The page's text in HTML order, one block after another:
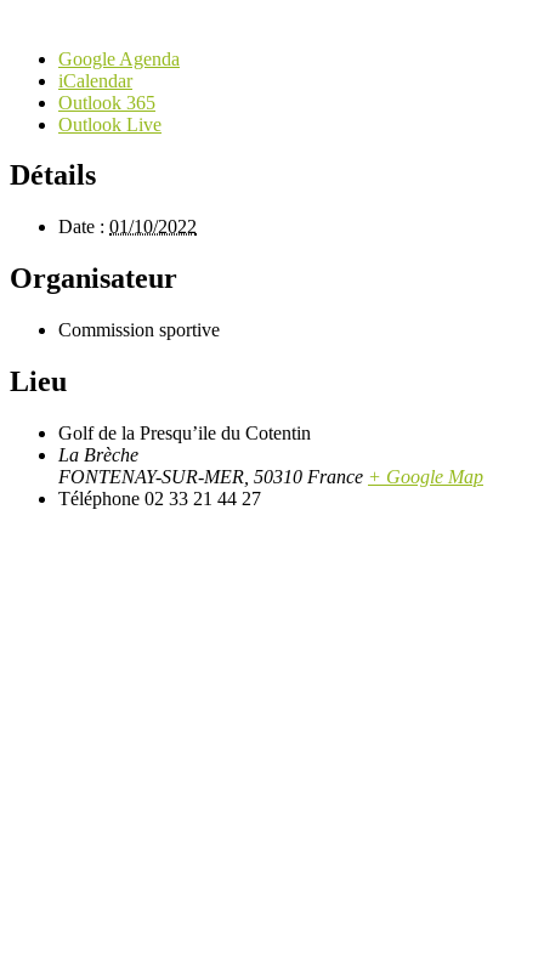
Google Agenda
iCalendar
Outlook 365
Outlook Live
Détails
Date : 01/10/2022
Organisateur
Commission sportive
Lieu
Golf de la Presqu’ile du Cotentin
La Brèche
FONTENAY-SUR-MER 50310 France + Google Map
Téléphone 02 33 21 44 27